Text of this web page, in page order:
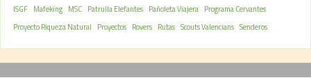
ISGF Mafeking MSC Patrulla Elefantes Pañoleta Viajera Programa Cervantes
Proyecto Riqueza Natural
Proyectos Rovers Rutas Scouts Valencians Senderos